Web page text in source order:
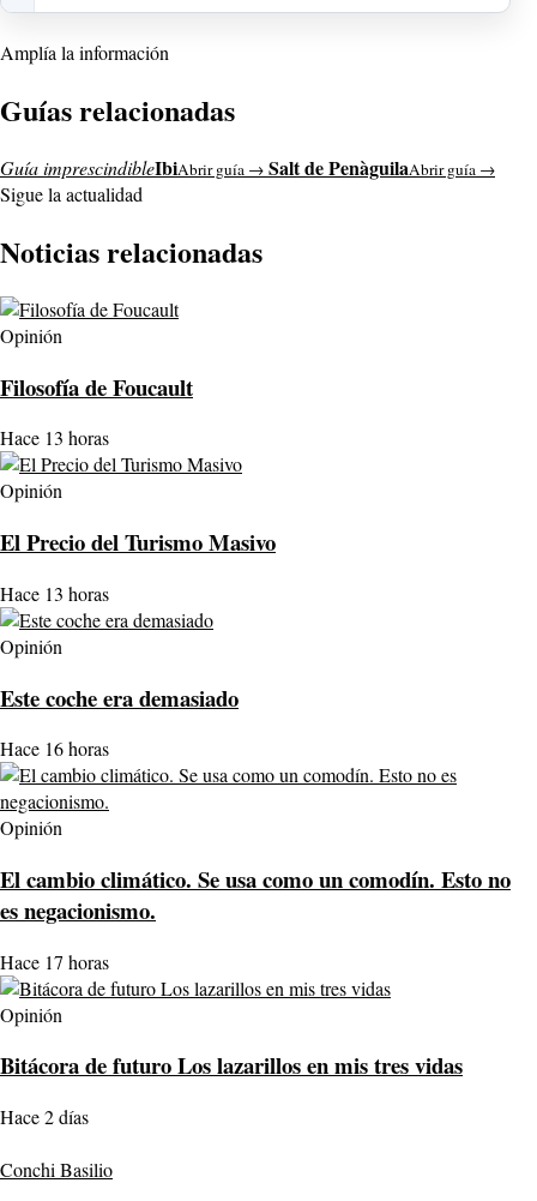
Amplía la información
Guías relacionadas
Guía imprescindibleIbiAbrir guía → Salt de PenàguilaAbrir guía →
Sigue la actualidad
Noticias relacionadas
Opinión
Filosofía de Foucault
Hace 13 horas
Opinión
El Precio del Turismo Masivo
Hace 13 horas
Opinión
Este coche era demasiado
Hace 16 horas
Opinión
El cambio climático. Se usa como un comodín. Esto no
es negacionismo.
Hace 17 horas
Opinión
Bitácora de futuro Los lazarillos en mis tres vidas
Hace 2 días
Conchi Basilio